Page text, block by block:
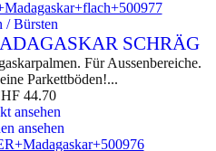
/ Bürsten
SCHRÄG
Für Aussenbereiche.
Parkettböden!...
44.70
ansehen
ansehen